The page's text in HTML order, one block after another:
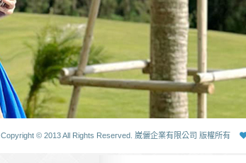
Copyright © 2013 All Rights Reserved. 崴儷企業有限公司 版權所有